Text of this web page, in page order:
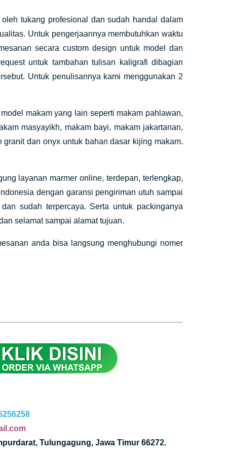
tukang profesional dan sudah handal dalam
Untuk pengerjaannya membutuhkan waktu
secara custom design untuk model dan
untuk tambahan tulisan kaligrafi dibagian
Untuk penulisannya kami menggunakan 2
makam yang lain seperti makam pahlawan,
masyayikh, makam bayi, makam jakartanan,
dan onyx untuk bahan dasar kijing makam.
layanan marmer online, terdepan, terlengkap,
dengan garansi pengiriman utuh sampai
sudah terpercaya. Serta untuk packinganya
selamat sampai alamat tujuan.
anda bisa langsung menghubungi nomer
Tulungagung, Jawa Timur 66272.